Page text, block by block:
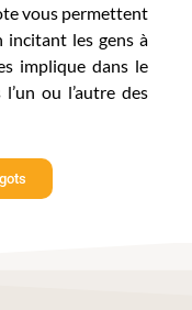
vous permettent
incitant les gens à
implique dans le
ou l’autre des